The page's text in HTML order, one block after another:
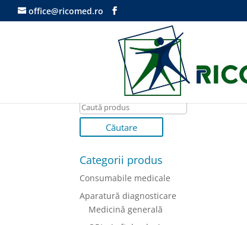
office@ricomed.ro
Categorii produs
Consumabile medicale
Aparatură diagnosticare
Medicină generală